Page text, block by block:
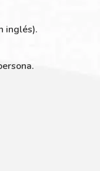
inglés).